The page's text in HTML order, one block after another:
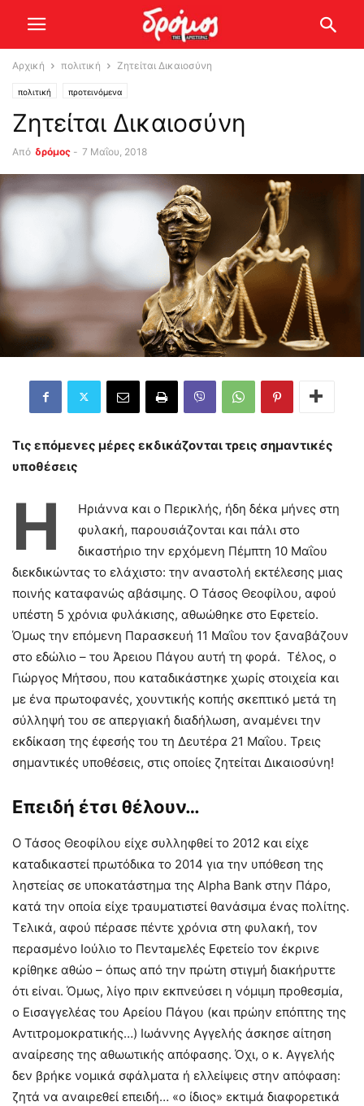
Αρχική πολιτική Ζητείται Δικαιοσύνη
πολιτική προτεινόμενα
Ζητείται Δικαιοσύνη
Από δρόμος - 7 Μαΐου, 2018
Τις επόμενες μέρες εκδικάζονται τρεις σημαντικές
υποθέσεις
Η
Ηριάννα και ο Περικλής, ήδη δέκα μήνες στη
φυλακή, παρουσιάζονται και πάλι στο
δικαστήριο την ερχόμενη Πέμπτη 10 Μαΐου
διεκδικώντας το ελάχιστο: την αναστολή εκτέλεσης μιας
ποινής καταφανώς αβάσιμης. Ο Τάσος Θεοφίλου, αφού
υπέστη 5 χρόνια φυλάκισης, αθωώθηκε στο Εφετείο.
Όμως την επόμενη Παρασκευή 11 Μαΐου τον ξαναβάζουν
στο εδώλιο – του Άρειου Πάγου αυτή τη φορά. Τέλος, ο
Γιώργος Μήτσου, που καταδικάστηκε χωρίς στοιχεία και
με ένα πρωτοφανές, χουντικής κοπής σκεπτικό μετά τη
σύλληψή του σε απεργιακή διαδήλωση, αναμένει την
εκδίκαση της έφεσής του τη Δευτέρα 21 Μαΐου. Τρεις
σημαντικές υποθέσεις, στις οποίες ζητείται Δικαιοσύνη!
Επειδή έτσι θέλουν…
Ο Τάσος Θεοφίλου είχε συλληφθεί το 2012 και είχε
καταδικαστεί πρωτόδικα το 2014 για την υπόθεση της
ληστείας σε υποκατάστημα της Alpha Bank στην Πάρο,
κατά την οποία είχε τραυματιστεί θανάσιμα ένας πολίτης.
Τελικά, αφού πέρασε πέντε χρόνια στη φυλακή, τον
περασμένο Ιούλιο το Πενταμελές Εφετείο τον έκρινε
κρίθηκε αθώο – όπως από την πρώτη στιγμή διακήρυττε
ότι είναι. Όμως, λίγο πριν εκπνεύσει η νόμιμη προθεσμία,
ο Εισαγγελέας του Aρείου Πάγου (και πρώην επόπτης της
Αντιτρομοκρατικής…) Ιωάννης Αγγελής άσκησε αίτηση
αναίρεσης της αθωωτικής απόφασης. Όχι, ο κ. Αγγελής
δεν βρήκε νομικά σφάλματα ή ελλείψεις στην απόφαση:
ζητά να αναιρεθεί επειδή… «ο ίδιος» εκτιμά διαφορετικά